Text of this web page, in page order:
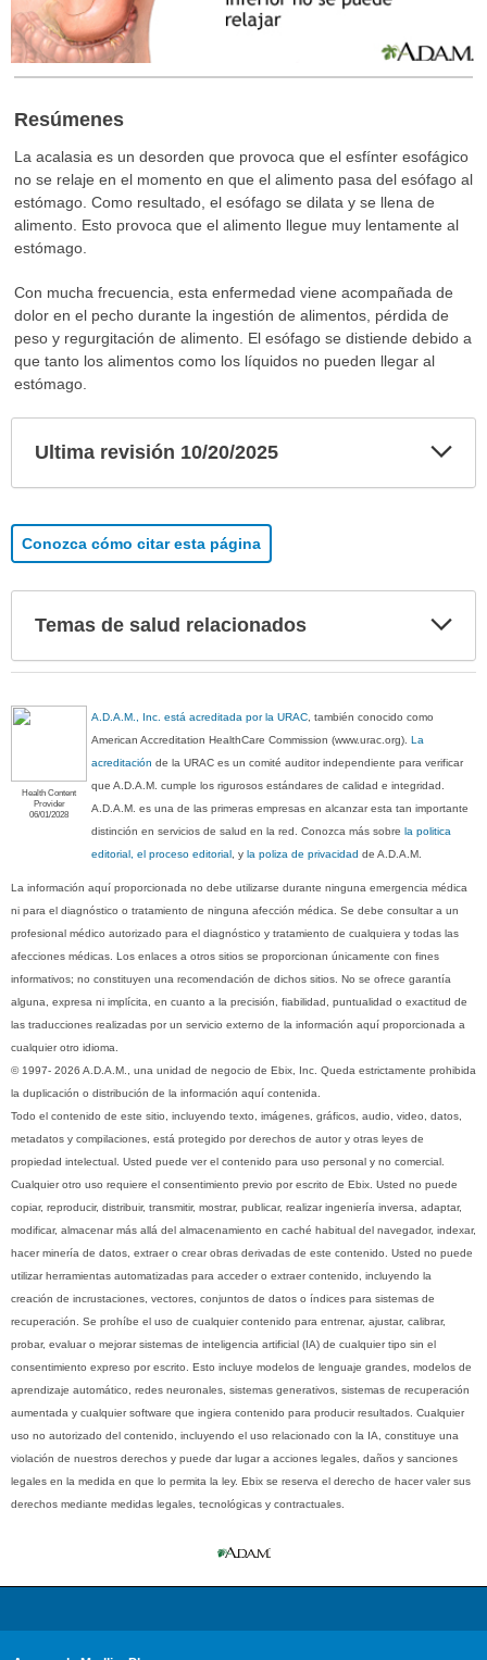
Resúmenes
La acalasia es un desorden que provoca que el esfínter esofágico
no se relaje en el momento en que el alimento pasa del esófago al
estómago. Como resultado, el esófago se dilata y se llena de
alimento. Esto provoca que el alimento llegue muy lentamente al
estómago.
Con mucha frecuencia, esta enfermedad viene acompañada de
dolor en el pecho durante la ingestión de alimentos, pérdida de
peso y regurgitación de alimento. El esófago se distiende debido a
que tanto los alimentos como los líquidos no pueden llegar al
estómago.
Ultima revisión 10/20/2025
Conozca cómo citar esta página
Temas de salud relacionados
Health Content
Provider
06/01/2028
A.D.A.M., Inc. está acreditada por la URAC , también conocido como
American Accreditation HealthCare Commission (www.urac.org).La
acreditación de la URAC es un comité auditor independiente para verificar
que A.D.A.M. cumple los rigurosos estándares de calidad e integridad.
A.D.A.M. es una de las primeras empresas en alcanzar esta tan importante
distinción en servicios de salud en la red. Conozca más sobrela politica
editorial, el proceso editorial , yla poliza de privacidad de A.D.A.M.
La información aquí proporcionada no debe utilizarse durante ninguna emergencia médica
ni para el diagnóstico o tratamiento de ninguna afección médica. Se debe consultar a un
profesional médico autorizado para el diagnóstico y tratamiento de cualquiera y todas las
afecciones médicas. Los enlaces a otros sitios se proporcionan únicamente con fines
informativos; no constituyen una recomendación de dichos sitios. No se ofrece garantía
alguna, expresa ni implícita, en cuanto a la precisión, fiabilidad, puntualidad o exactitud de
las traducciones realizadas por un servicio externo de la información aquí proporcionada a
cualquier otro idioma.
© 1997- 2026 A.D.A.M., una unidad de negocio de Ebix, Inc. Queda estrictamente prohibida
la duplicación o distribución de la información aquí contenida.
Todo el contenido de este sitio, incluyendo texto, imágenes, gráficos, audio, video, datos,
metadatos y compilaciones, está protegido por derechos de autor y otras leyes de
propiedad intelectual. Usted puede ver el contenido para uso personal y no comercial.
Cualquier otro uso requiere el consentimiento previo por escrito de Ebix. Usted no puede
copiar, reproducir, distribuir, transmitir, mostrar, publicar, realizar ingeniería inversa, adaptar,
modificar, almacenar más allá del almacenamiento en caché habitual del navegador, indexar,
hacer minería de datos, extraer o crear obras derivadas de este contenido. Usted no puede
utilizar herramientas automatizadas para acceder o extraer contenido, incluyendo la
creación de incrustaciones, vectores, conjuntos de datos o índices para sistemas de
recuperación. Se prohíbe el uso de cualquier contenido para entrenar, ajustar, calibrar,
probar, evaluar o mejorar sistemas de inteligencia artificial (IA) de cualquier tipo sin el
consentimiento expreso por escrito. Esto incluye modelos de lenguaje grandes, modelos de
aprendizaje automático, redes neuronales, sistemas generativos, sistemas de recuperación
aumentada y cualquier software que ingiera contenido para producir resultados. Cualquier
uso no autorizado del contenido, incluyendo el uso relacionado con la IA, constituye una
violación de nuestros derechos y puede dar lugar a acciones legales, daños y sanciones
legales en la medida en que lo permita la ley. Ebix se reserva el derecho de hacer valer sus
derechos mediante medidas legales, tecnológicas y contractuales.